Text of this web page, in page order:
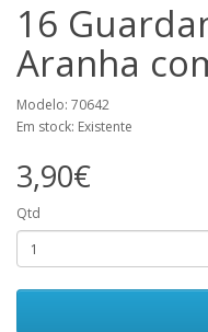
16
Aranha
Modelo: 70642
Em stock: Existente
3,90€
Qtd